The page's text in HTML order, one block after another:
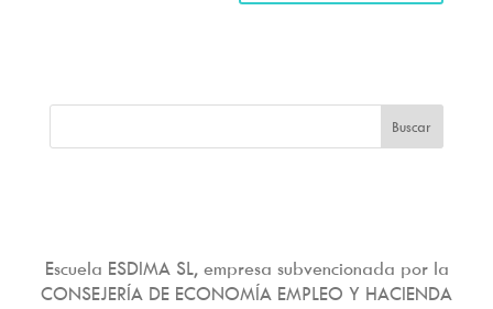
Escuela ESDIMA SL, empresa subvencionada por la
CONSEJERÍA DE ECONOMÍA EMPLEO Y HACIENDA